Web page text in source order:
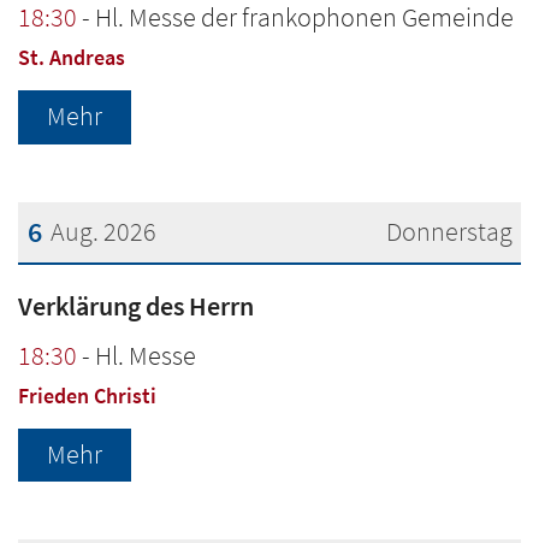
18:30
Hl. Messe der frankophonen Gemeinde
St. Andreas
Mehr
Donnerstag
6 Aug. 2026
Datum: 6. August 2026
Verklärung des Herrn
18:30
Hl. Messe
Frieden Christi
Mehr